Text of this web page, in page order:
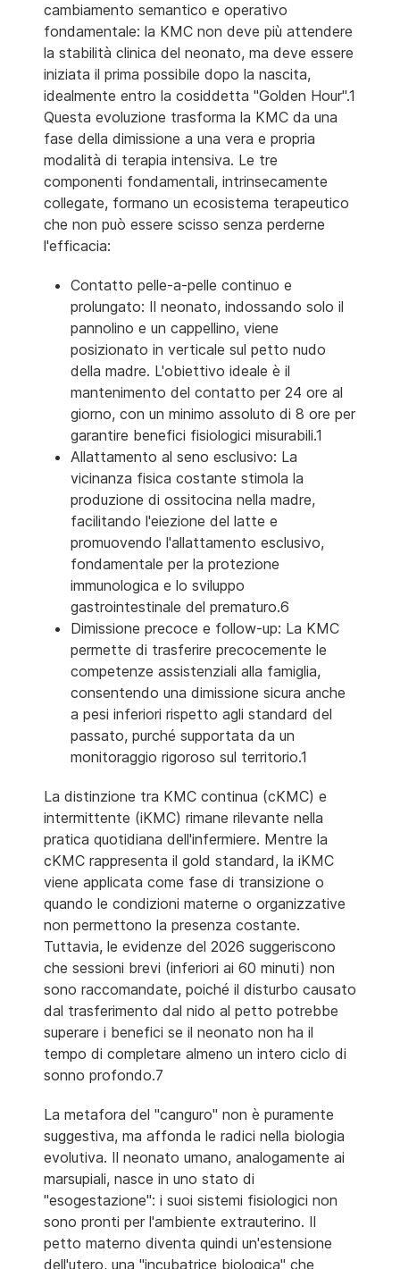
cambiamento semantico e operativo
fondamentale: la KMC non deve più attendere
la stabilità clinica del neonato, ma deve essere
iniziata il prima possibile dopo la nascita,
idealmente entro la cosiddetta "Golden Hour".1
Questa evoluzione trasforma la KMC da una
fase della dimissione a una vera e propria
modalità di terapia intensiva. Le tre
componenti fondamentali, intrinsecamente
collegate, formano un ecosistema terapeutico
che non può essere scisso senza perderne
l'efficacia:
Contatto pelle-a-pelle continuo e
prolungato: Il neonato, indossando solo il
pannolino e un cappellino, viene
posizionato in verticale sul petto nudo
della madre. L'obiettivo ideale è il
mantenimento del contatto per 24 ore al
giorno, con un minimo assoluto di 8 ore per
garantire benefici fisiologici misurabili.1
Allattamento al seno esclusivo: La
vicinanza fisica costante stimola la
produzione di ossitocina nella madre,
facilitando l'eiezione del latte e
promuovendo l'allattamento esclusivo,
fondamentale per la protezione
immunologica e lo sviluppo
gastrointestinale del prematuro.6
Dimissione precoce e follow-up: La KMC
permette di trasferire precocemente le
competenze assistenziali alla famiglia,
consentendo una dimissione sicura anche
a pesi inferiori rispetto agli standard del
passato, purché supportata da un
monitoraggio rigoroso sul territorio.1
La distinzione tra KMC continua (cKMC) e
intermittente (iKMC) rimane rilevante nella
pratica quotidiana dell'infermiere. Mentre la
cKMC rappresenta il gold standard, la iKMC
viene applicata come fase di transizione o
quando le condizioni materne o organizzative
non permettono la presenza costante.
Tuttavia, le evidenze del 2026 suggeriscono
che sessioni brevi (inferiori ai 60 minuti) non
sono raccomandate, poiché il disturbo causato
dal trasferimento dal nido al petto potrebbe
superare i benefici se il neonato non ha il
tempo di completare almeno un intero ciclo di
sonno profondo.7
La metafora del "canguro" non è puramente
suggestiva, ma affonda le radici nella biologia
evolutiva. Il neonato umano, analogamente ai
marsupiali, nasce in uno stato di
"esogestazione": i suoi sistemi fisiologici non
sono pronti per l'ambiente extrauterino. Il
petto materno diventa quindi un'estensione
dell'utero, una "incubatrice biologica" che